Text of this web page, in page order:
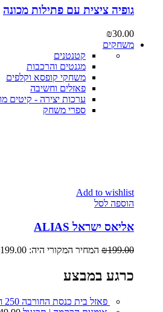
גופיה ציצית עם פתילות מכונה
₪30.00
משחקים
קטנטנים
מגנטים והרכבות
משחקי קופסא וקלפים
פאזלים וחשיבה
ערכות יצירה - קיטים
ספרי משחק
Add to wishlist
הוספה לסל
אליאס ישראל ALIAS
₪199.00 המחיר המקורי היה: ₪199.00.
כרגע במבצע
פאזל בית כנסת החורבה 250 חלקים